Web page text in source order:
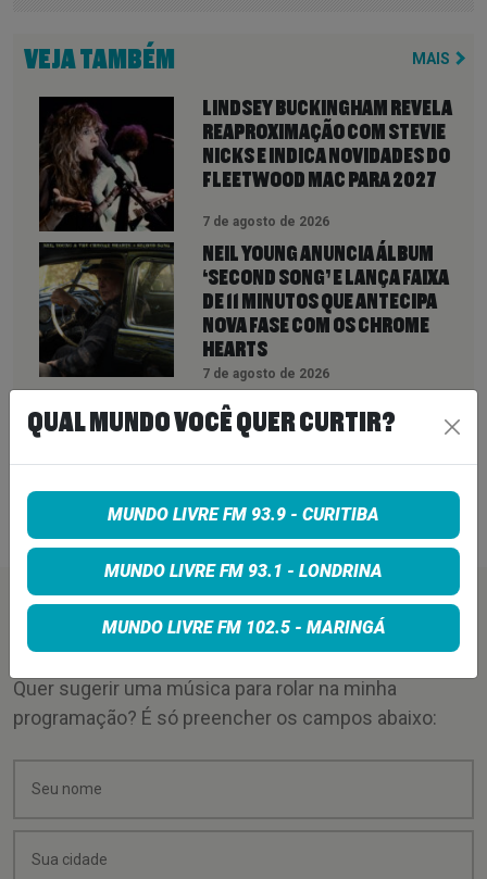
VEJA TAMBÉM MAIS
LINDSEY BUCKINGHAM REVELA
REAPROXIMAÇÃO COM STEVIE
NICKS E INDICA NOVIDADES DO
FLEETWOOD MAC PARA 2027
7 de agosto de 2026
NEIL YOUNG ANUNCIA ÁLBUM
‘SECOND SONG’ E LANÇA FAIXA
DE 11 MINUTOS QUE ANTECIPA
NOVA FASE COM OS CHROME
HEARTS
7 de agosto de 2026
PETER KATSIS, EMPRESÁRIO DO
KORN, LIMP BIZKIT E SMASHING
7 de agosto de 2026
PEÇA SUA MÚSICA
Quer sugerir uma música para rolar na minha
programação? É só preencher os campos abaixo:
QUAL MUNDO VOCÊ QUER CURTIR?
MUNDO LIVRE FM 93.9 - CURITIBA
MUNDO LIVRE FM 93.1 - LONDRINA
MUNDO LIVRE FM 102.5 - MARINGÁ